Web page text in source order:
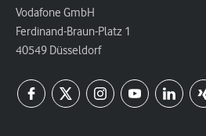
Vodafone GmbH
Ferdinand-Braun-Platz 1
40549 Düsseldorf